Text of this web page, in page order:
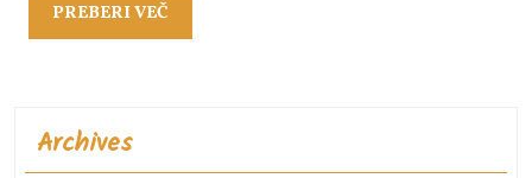
PREBERI VEČ
VEČ
Archives